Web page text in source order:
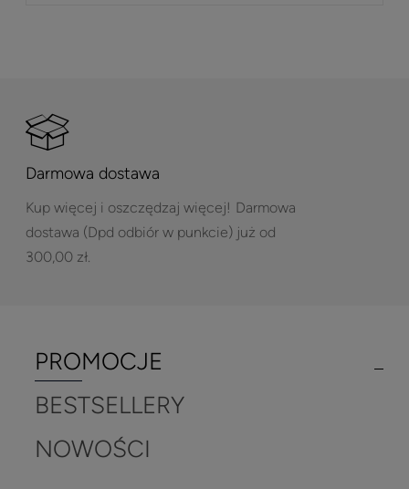
Darmowa dostawa
Kup więcej i oszczędzaj więcej! Darmowa
dostawa (Dpd odbiór w punkcie) już od
300,00 zł.
PROMOCJE
NOWOŚCI
BESTSELLERY